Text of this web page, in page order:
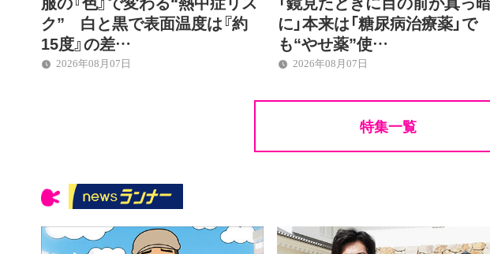
ク” 白と黒で表面温度は『約
15度』の差…
2026年08月07日
に」本来は「糖尿病治療薬」で
も“やせ薬”使…
2026年08月07日
特集一覧